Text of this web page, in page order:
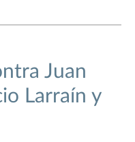
Juan
Larraín y